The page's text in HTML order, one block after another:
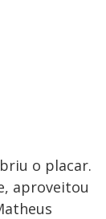
o placar.
aproveitou